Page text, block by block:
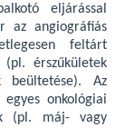
eljárással
az angiográfiás
feltárt
(pl. érszűkületek
beültetése). Az
onkológiai
(pl. máj- vagy